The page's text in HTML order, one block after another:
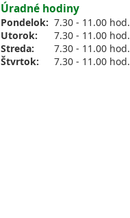
Úradné hodiny
Pondelok: 7.30 - 11.00 hod.
Utorok:
7.30 - 11.00 hod.
Streda:
7.30 - 11.00 hod.
Štvrtok:
7.30 - 11.00 hod.